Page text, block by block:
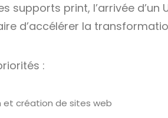
supports print, l’arrivée d’un
d’accélérer la
:
et création de sites web